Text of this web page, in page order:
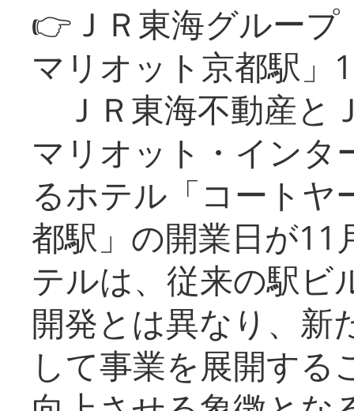
👉ＪＲ東海グルー
マリオット京都駅」
ＪＲ東海不動産と
マリオット・インタ
るホテル「コートヤ
都駅」の開業日が11
テルは、従来の駅ビ
開発とは異なり、新
して事業を展開する